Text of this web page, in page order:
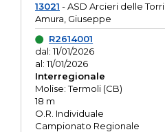
13021 - ASD Arcieri delle Torri
Amura, Giuseppe
R2614001
dal: 11/01/2026
al: 11/01/2026
Interregionale
Molise: Termoli (CB)
18 m
O.R. Individuale
Campionato Regionale